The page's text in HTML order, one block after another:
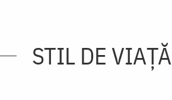
STIL DE VIAŢĂ